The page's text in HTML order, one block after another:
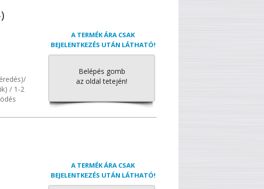
/ 1-2
A TERMÉK ÁRA CSAK
BEJELENTKEZÉS UTÁN LÁTHATÓ!
Belépés gomb
az oldal tetején!
A TERMÉK ÁRA CSAK
BEJELENTKEZÉS UTÁN LÁTHATÓ!